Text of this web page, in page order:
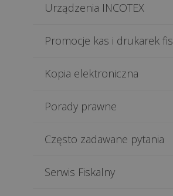
Urządzenia INCOTEX
Promocje kas i drukarek
Kopia elektroniczna
Porady prawne
Często zadawane pytania
Serwis Fiskalny